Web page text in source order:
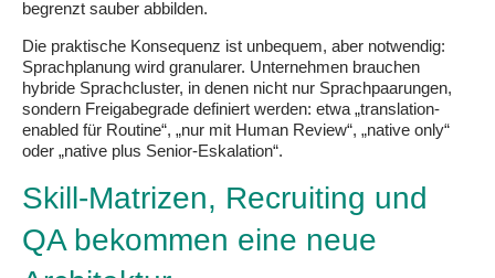
begrenzt sauber abbilden.
Die praktische Konsequenz ist unbequem, aber notwendig:
Sprachplanung wird granularer. Unternehmen brauchen
hybride Sprachcluster, in denen nicht nur Sprachpaarungen,
sondern Freigabegrade definiert werden: etwa „translation-
enabled für Routine“, „nur mit Human Review“, „native only“
oder „native plus Senior-Eskalation“.
Skill-Matrizen, Recruiting und
QA bekommen eine neue